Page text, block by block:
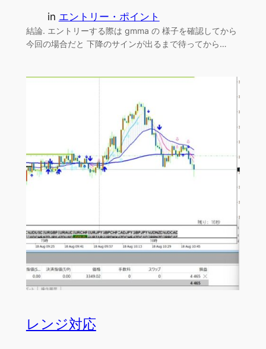
in エントリー・ポイント
結論. エントリーする際は gmma の 様子を確認してから
今回の場合だと 下降のサインが出るまで待ってから…
レンジ対応